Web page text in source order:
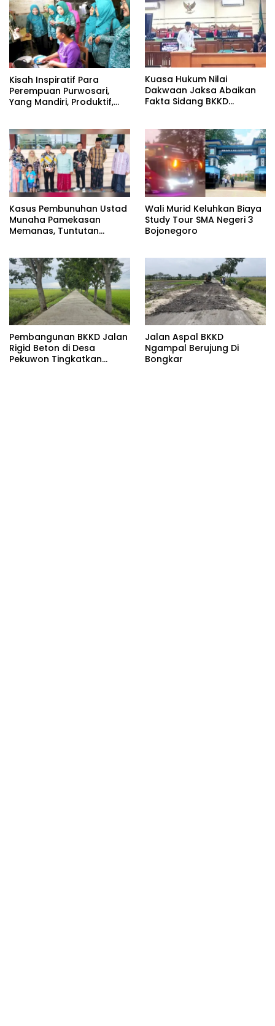
Kisah Inspiratif Para
Perempuan Purwosari,
Yang Mandiri, Produktif,
Kuasa Hukum Nilai
Dakwaan Jaksa Abaikan
Fakta Sidang BKKD
Kasus Pembunuhan Ustad
Munaha Pamekasan
Memanas, Tuntutan
Wali Murid Keluhkan Biaya
Study Tour SMA Negeri 3
Bojonegoro
Pembangunan BKKD Jalan
Rigid Beton di Desa
Pekuwon Tingkatkan
Jalan Aspal BKKD
Ngampal Berujung Di
Bongkar